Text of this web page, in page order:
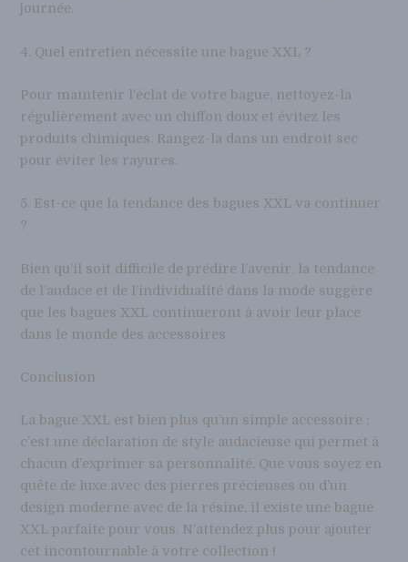
journée.
4. Quel entretien nécessite une bague XXL ?
Pour maintenir l’éclat de votre bague, nettoyez-la
régulièrement avec un chiffon doux et évitez les
produits chimiques. Rangez-la dans un endroit sec
pour éviter les rayures.
5. Est-ce que la tendance des bagues XXL va continuer
?
Bien qu’il soit difficile de prédire l’avenir, la tendance
de l’audace et de l’individualité dans la mode suggère
que les bagues XXL continueront à avoir leur place
dans le monde des accessoires.
Conclusion
La bague XXL est bien plus qu’un simple accessoire ;
c’est une déclaration de style audacieuse qui permet à
chacun d’exprimer sa personnalité. Que vous soyez en
quête de luxe avec des pierres précieuses ou d’un
design moderne avec de la résine, il existe une bague
XXL parfaite pour vous. N’attendez plus pour ajouter
cet incontournable à votre collection !